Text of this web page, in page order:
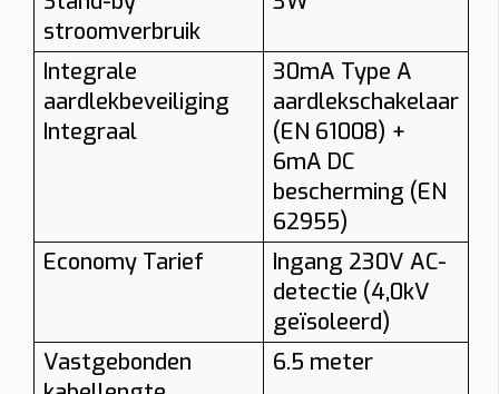
stroomverbruik
Integrale
aardlekbeveiliging
Integraal
30mA Type A
aardlekschakelaar
(EN 61008) +
6mA DC
bescherming (EN
62955)
Economy Tarief
Ingang 230V AC-
detectie (4,0kV
geïsoleerd)
Vastgebonden
6.5 meter